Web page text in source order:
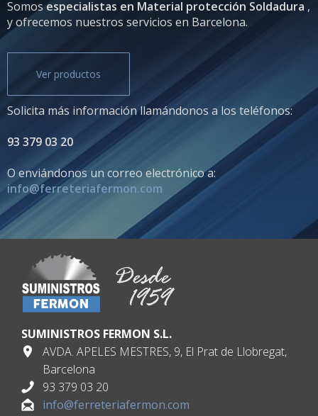
Somosespecialistas en Material protección Soldadura ,
y ofrecemos nuestros servicios en Barcelona.
Ver productos
Solicita más información llamándonos a los teléfonos:
93 379 03 20
O enviándonos un correo electrónico a:
info@ferreteriafermon.com
SUMINISTROS FERMON S.L.
AVDA. APELES MESTRES, 9, El Prat de Llobregat,
Barcelona
93 379 03 20
info@ferreteriafermon.com